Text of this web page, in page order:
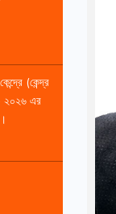
(কেন্দ্র
২০২৬ এর